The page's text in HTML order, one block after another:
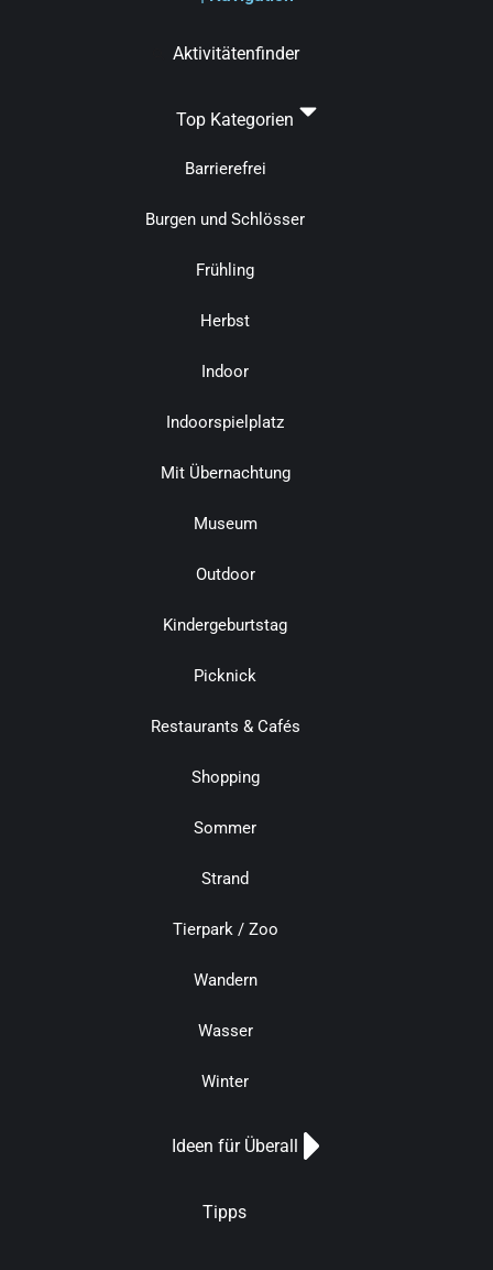
Aktivitätenfinder
Top Kategorien
Barrierefrei
Burgen und Schlösser
Frühling
Herbst
Indoor
Indoorspielplatz
Mit Übernachtung
Museum
Outdoor
Kindergeburtstag
Picknick
Restaurants & Cafés
Shopping
Sommer
Strand
Tierpark / Zoo
Wandern
Wasser
Winter
Ideen für Überall
Tipps